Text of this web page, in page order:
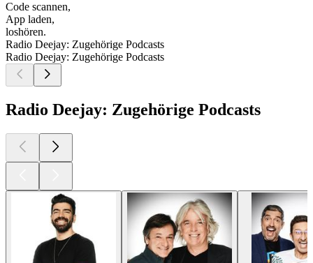
Code scannen,
App laden,
loshören.
Radio Deejay: Zugehörige Podcasts
Radio Deejay: Zugehörige Podcasts
Radio Deejay: Zugehörige Podcasts